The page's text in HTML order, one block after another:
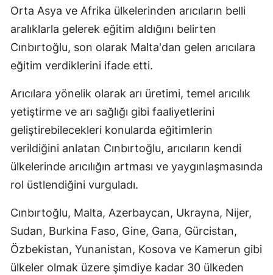
İstanbul
İzmir
Kastamonu
Kayseri
Kırklareli
Kırşehir
Konya
Kütahya
Malatya
Orta Asya ve Afrika ülkelerinden arıcıların belli
aralıklarla gelerek eğitim aldığını belirten
Cınbırtoğlu, son olarak Malta'dan gelen arıcılara
eğitim verdiklerini ifade etti.
Arıcılara yönelik olarak arı üretimi, temel arıcılık
yetiştirme ve arı sağlığı gibi faaliyetlerini
geliştirebilecekleri konularda eğitimlerin
verildiğini anlatan Cınbırtoğlu, arıcıların kendi
ülkelerinde arıcılığın artması ve yaygınlaşmasında
rol üstlendiğini vurguladı.
Cınbırtoğlu, Malta, Azerbaycan, Ukrayna, Nijer,
Sudan, Burkina Faso, Gine, Gana, Gürcistan,
Özbekistan, Yunanistan, Kosova ve Kamerun gibi
ülkeler olmak üzere şimdiye kadar 30 ülkeden